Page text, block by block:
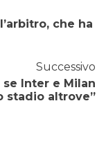
che ha
Successivo
se Inter e Milan
stadio altrove”